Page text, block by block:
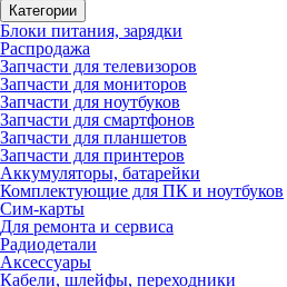
Категории
Блоки питания, зарядки
Распродажа
Запчасти для телевизоров
Запчасти для мониторов
Запчасти для ноутбуков
Запчасти для смартфонов
Запчасти для планшетов
Запчасти для принтеров
Аккумуляторы, батарейки
Комплектующие для ПК и ноутбуков
Сим-карты
Для ремонта и сервиса
Радиодетали
Аксессуары
Кабели, шлейфы, переходники